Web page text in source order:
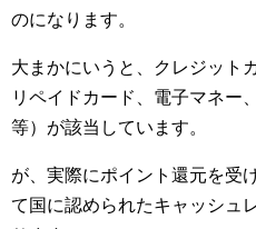
のになります。
大まかにいうと、クレジット
リペイドカード、電子マネー
等）が該当しています。
が、実際にポイント還元を受
て国に認められたキャッシュ